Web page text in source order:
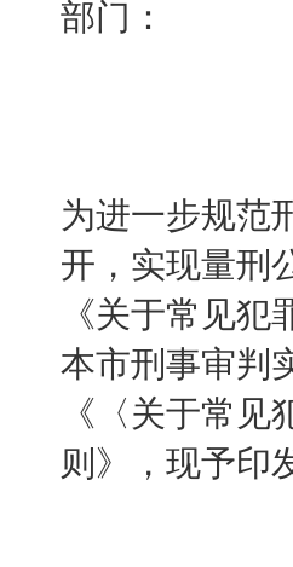
部门：
为进一步规范
开，实现量刑
《关于常见
本市刑事审判
《〈关于常
则》，现予印